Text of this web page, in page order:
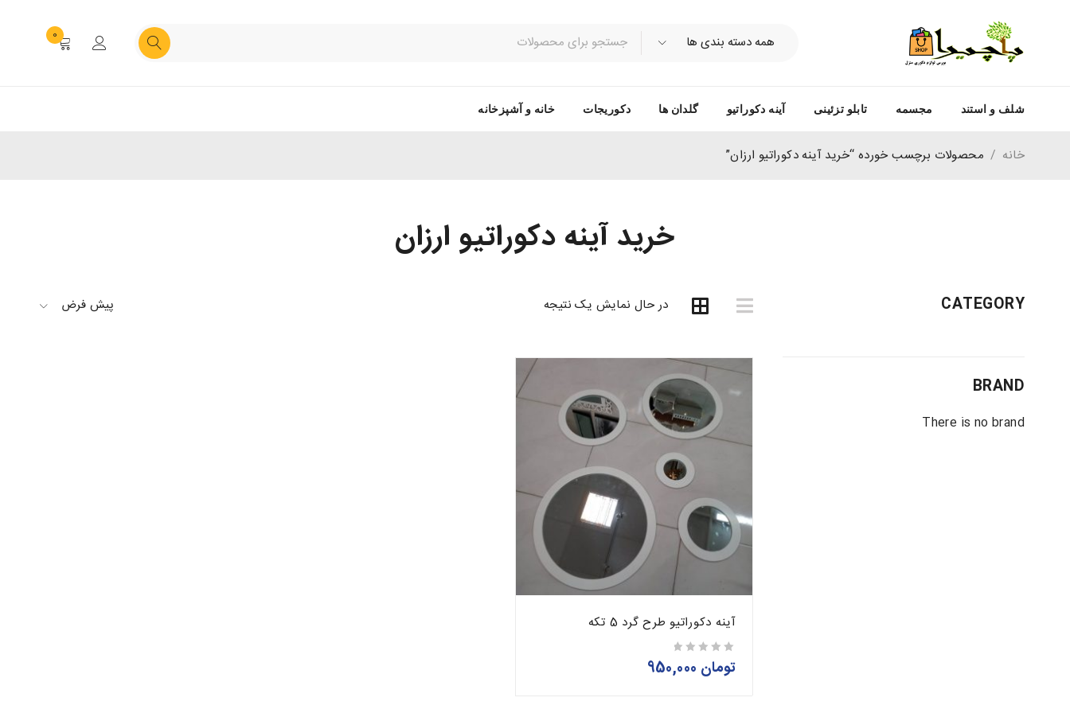
0
شلف و استند مجسمه تابلو تزئینی آینه دکوراتیو گلدان ها دکوریجات خانه و آشپزخانه
خرید آینه دکوراتیو ارزان
خانه / محصولات برچسب خورده “خرید آینه دکوراتیو ارزان”
CATEGORY
BRAND
There is no brand
در حال نمایش یک نتیجه پیش فرض
آینه دکوراتیو طرح گرد 5 تکه
تومان